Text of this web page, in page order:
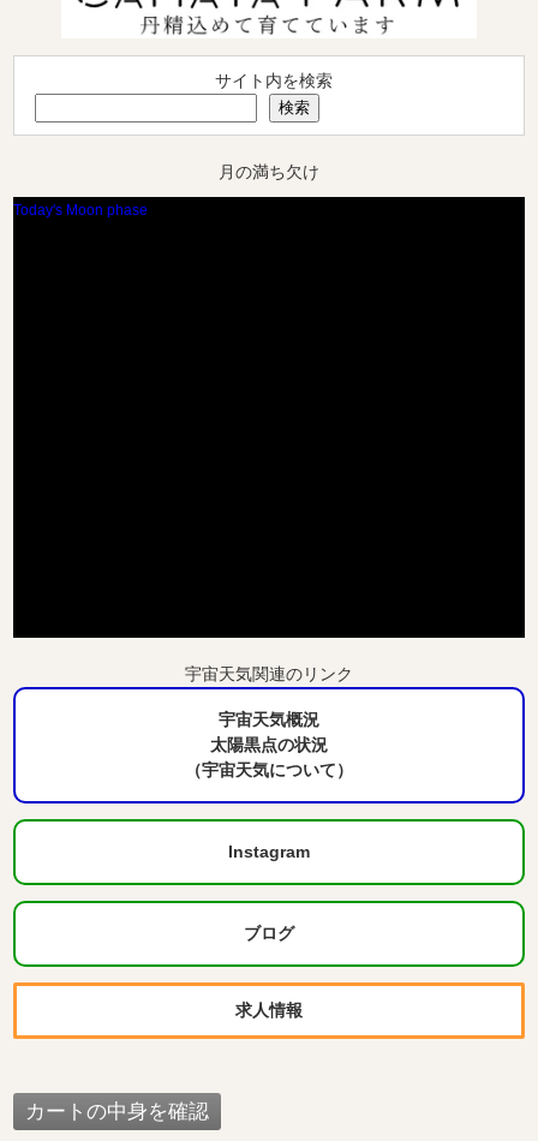
サイト内を検索
検索
月の満ち欠け
Today's Moon phase
宇宙天気関連のリンク
宇宙天気概況
太陽黒点の状況
（宇宙天気について）
Instagram
ブログ
求人情報